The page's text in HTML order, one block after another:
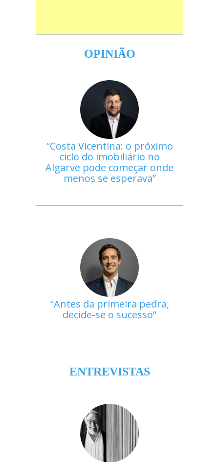
OPINIÃO
Costa Vicentina: o próximo
ciclo do imobiliário no
Algarve pode começar onde
menos se esperava
Antes da primeira pedra,
decide-se o sucesso
ENTREVISTAS